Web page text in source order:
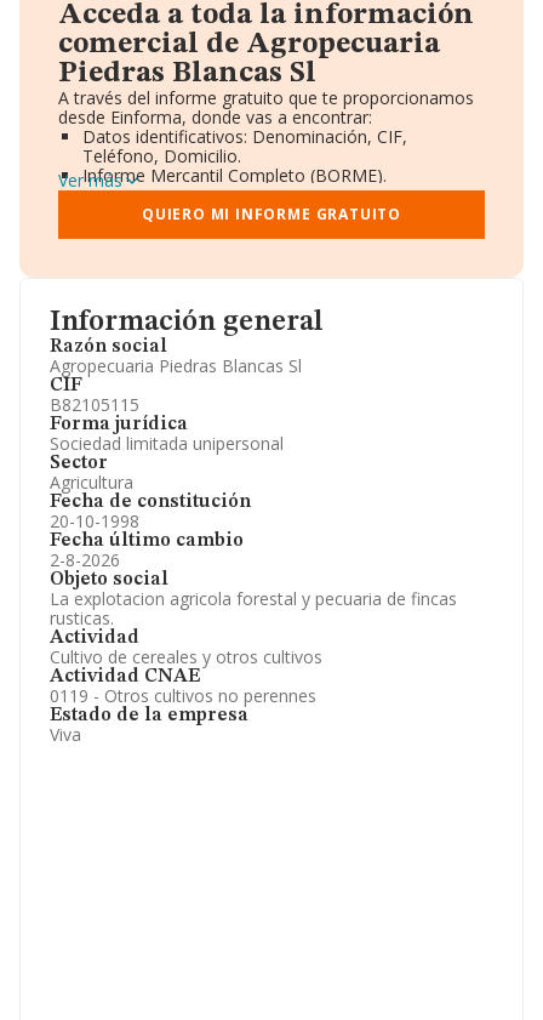
Información general
Razón social
Agropecuaria Piedras Blancas Sl
CIF
B82105115
Forma jurídica
Sociedad limitada unipersonal
Sector
Agricultura
Fecha de constitución
20-10-1998
Fecha último cambio
2-8-2026
Objeto social
La explotacion agricola forestal y pecuaria de fincas
rusticas.
Actividad
Cultivo de cereales y otros cultivos
Actividad CNAE
0119 - Otros cultivos no perennes
Estado de la empresa
Viva
Acceda a toda la información
comercial de Agropecuaria
Piedras Blancas Sl
A través del informe gratuito que te proporcionamos
desde Einforma, donde vas a encontrar:
Datos identificativos: Denominación, CIF,
Teléfono, Domicilio.
Informe Mercantil Completo (BORME).
Gráficos de Evolución Ventas y Empleados.
Consejo de Administración y Administradores.
Directivos y Ejecutivos.
Información oficial y registral complementaria.
Ver más
QUIERO MI INFORME GRATUITO